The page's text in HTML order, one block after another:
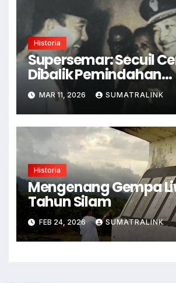
Historia
Supersemar: Secuil
Dibalik Pemindahan
Kekuasaan
MAR 11, 2026 SUMATRALINK
Historia
Mengenang Gempa
Tahun Silam
FEB 24, 2026 SUMATRALINK